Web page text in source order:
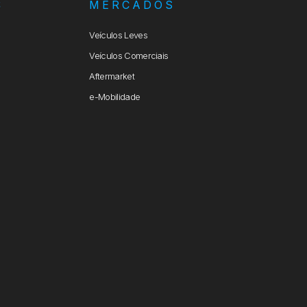
MERCADOS
Veículos Leves
Veículos Comerciais
Aftermarket
e-Mobilidade